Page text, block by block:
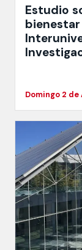
Estudio
Domingo 2